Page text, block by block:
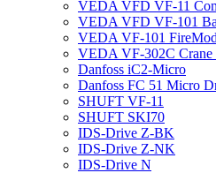
VEDA VFD VF-11
VEDA VFD VF-101
VEDA VF-101
VEDA VF-302C Crane
Danfoss iC2-Micro
Danfoss FC 51 Micro
SHUFT VF-11
SHUFT SKI70
IDS-Drive Z-BK
IDS-Drive Z-NK
IDS-Drive N